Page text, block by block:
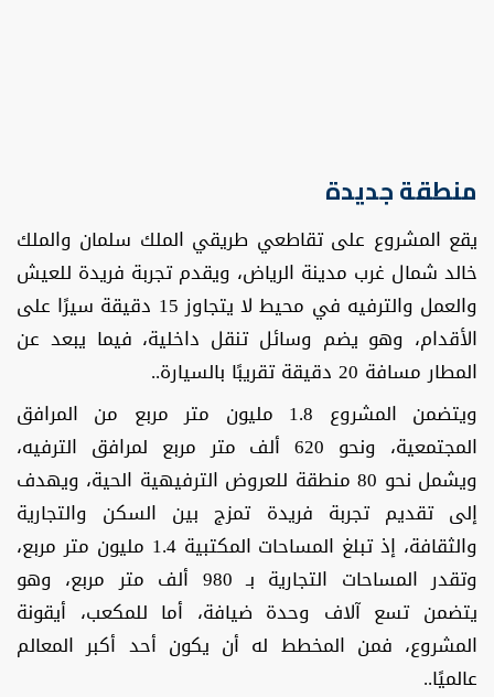
منطقة جديدة
يقع المشروع على تقاطعي طريقي الملك سلمان والملك
خالد شمال غرب مدينة الرياض، ويقدم تجربة فريدة للعيش
والعمل والترفيه في محيط لا يتجاوز 15 دقيقة سيرًا على
الأقدام، وهو يضم وسائل تنقل داخلية، فيما يبعد عن
المطار مسافة 20 دقيقة تقريبًا بالسيارة..
ويتضمن المشروع 1.8 مليون متر مربع من المرافق
المجتمعية، ونحو 620 ألف متر مربع لمرافق الترفيه،
ويشمل نحو 80 منطقة للعروض الترفيهية الحية، ويهدف
إلى تقديم تجربة فريدة تمزج بين السكن والتجارية
والثقافة، إذ تبلغ المساحات المكتبية 1.4 مليون متر مربع،
وتقدر المساحات التجارية بـ 980 ألف متر مربع، وهو
يتضمن تسع آلاف وحدة ضيافة، أما للمكعب، أيقونة
المشروع، فمن المخطط له أن يكون أحد أكبر المعالم
عالميًا..